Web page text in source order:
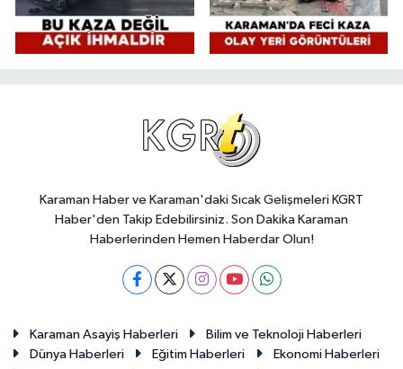
Karaman Haber ve Karaman'daki Sıcak Gelişmeleri KGRT
Haber'den Takip Edebilirsiniz. Son Dakika Karaman
Haberlerinden Hemen Haberdar Olun!
Karaman Asayiş Haberleri
Bilim ve Teknoloji Haberleri
Dünya Haberleri
Eğitim Haberleri
Ekonomi Haberleri